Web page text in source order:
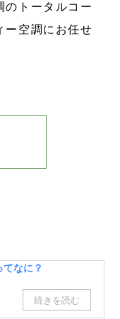
のトータルコー
ー空調にお任せ
なに？